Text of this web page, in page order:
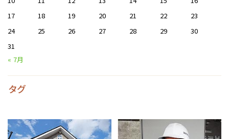
17
18 19 20 21 22
23
24
25 26 27 28 29
30
31
« 7月
タグ